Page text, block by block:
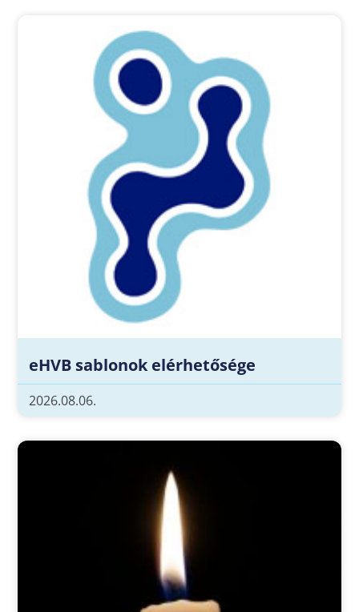
eHVB sablonok elérhetősége
2026.08.06.